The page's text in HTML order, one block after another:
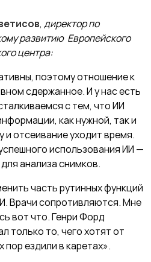
, директор по
развитию Европейского
центра:
по­этому отношение к
сдержанное. И у нас есть
с тем, что ИИ
как нужной, так и
и отсеивание уходит время.
использования ИИ —
анализа снимков.
часть рутинных функций
Врачи сопротивляются. Мне
вот что. Генри Форд
только то, чего хотят от
ездили в каретах».